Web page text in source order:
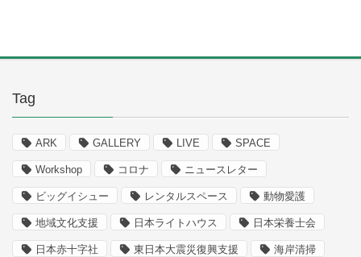
Tag
ARK GALLERY LIVE SPACE
Workshop コロナ ニュースレター
ビッグイシュー レンタルスペース 動物愛護
地域文化支援 日本ライトハウス 日本栄養士会
日本赤十字社 東日本大震災復興支援 海岸清掃